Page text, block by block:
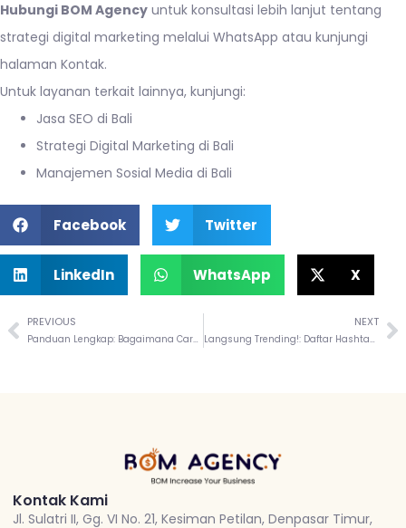
Hubungi BOM Agency untuk konsultasi lebih lanjut tentang
strategi digital marketing melalui WhatsApp atau kunjungi
halaman Kontak.
Untuk layanan terkait lainnya, kunjungi:
Jasa SEO di Bali
Strategi Digital Marketing di Bali
Manajemen Sosial Media di Bali
Facebook Twitter
LinkedIn WhatsApp X
PREVIOUS
Panduan Lengkap: Bagaimana Cara Membuat Digital Marketing
NEXT
Langsung Trending!: Daftar Hashtag Agar FYP di TikTok
Kontak Kami
Jl. Sulatri II, Gg. VI No. 21, Kesiman Petilan, Denpasar Timur,